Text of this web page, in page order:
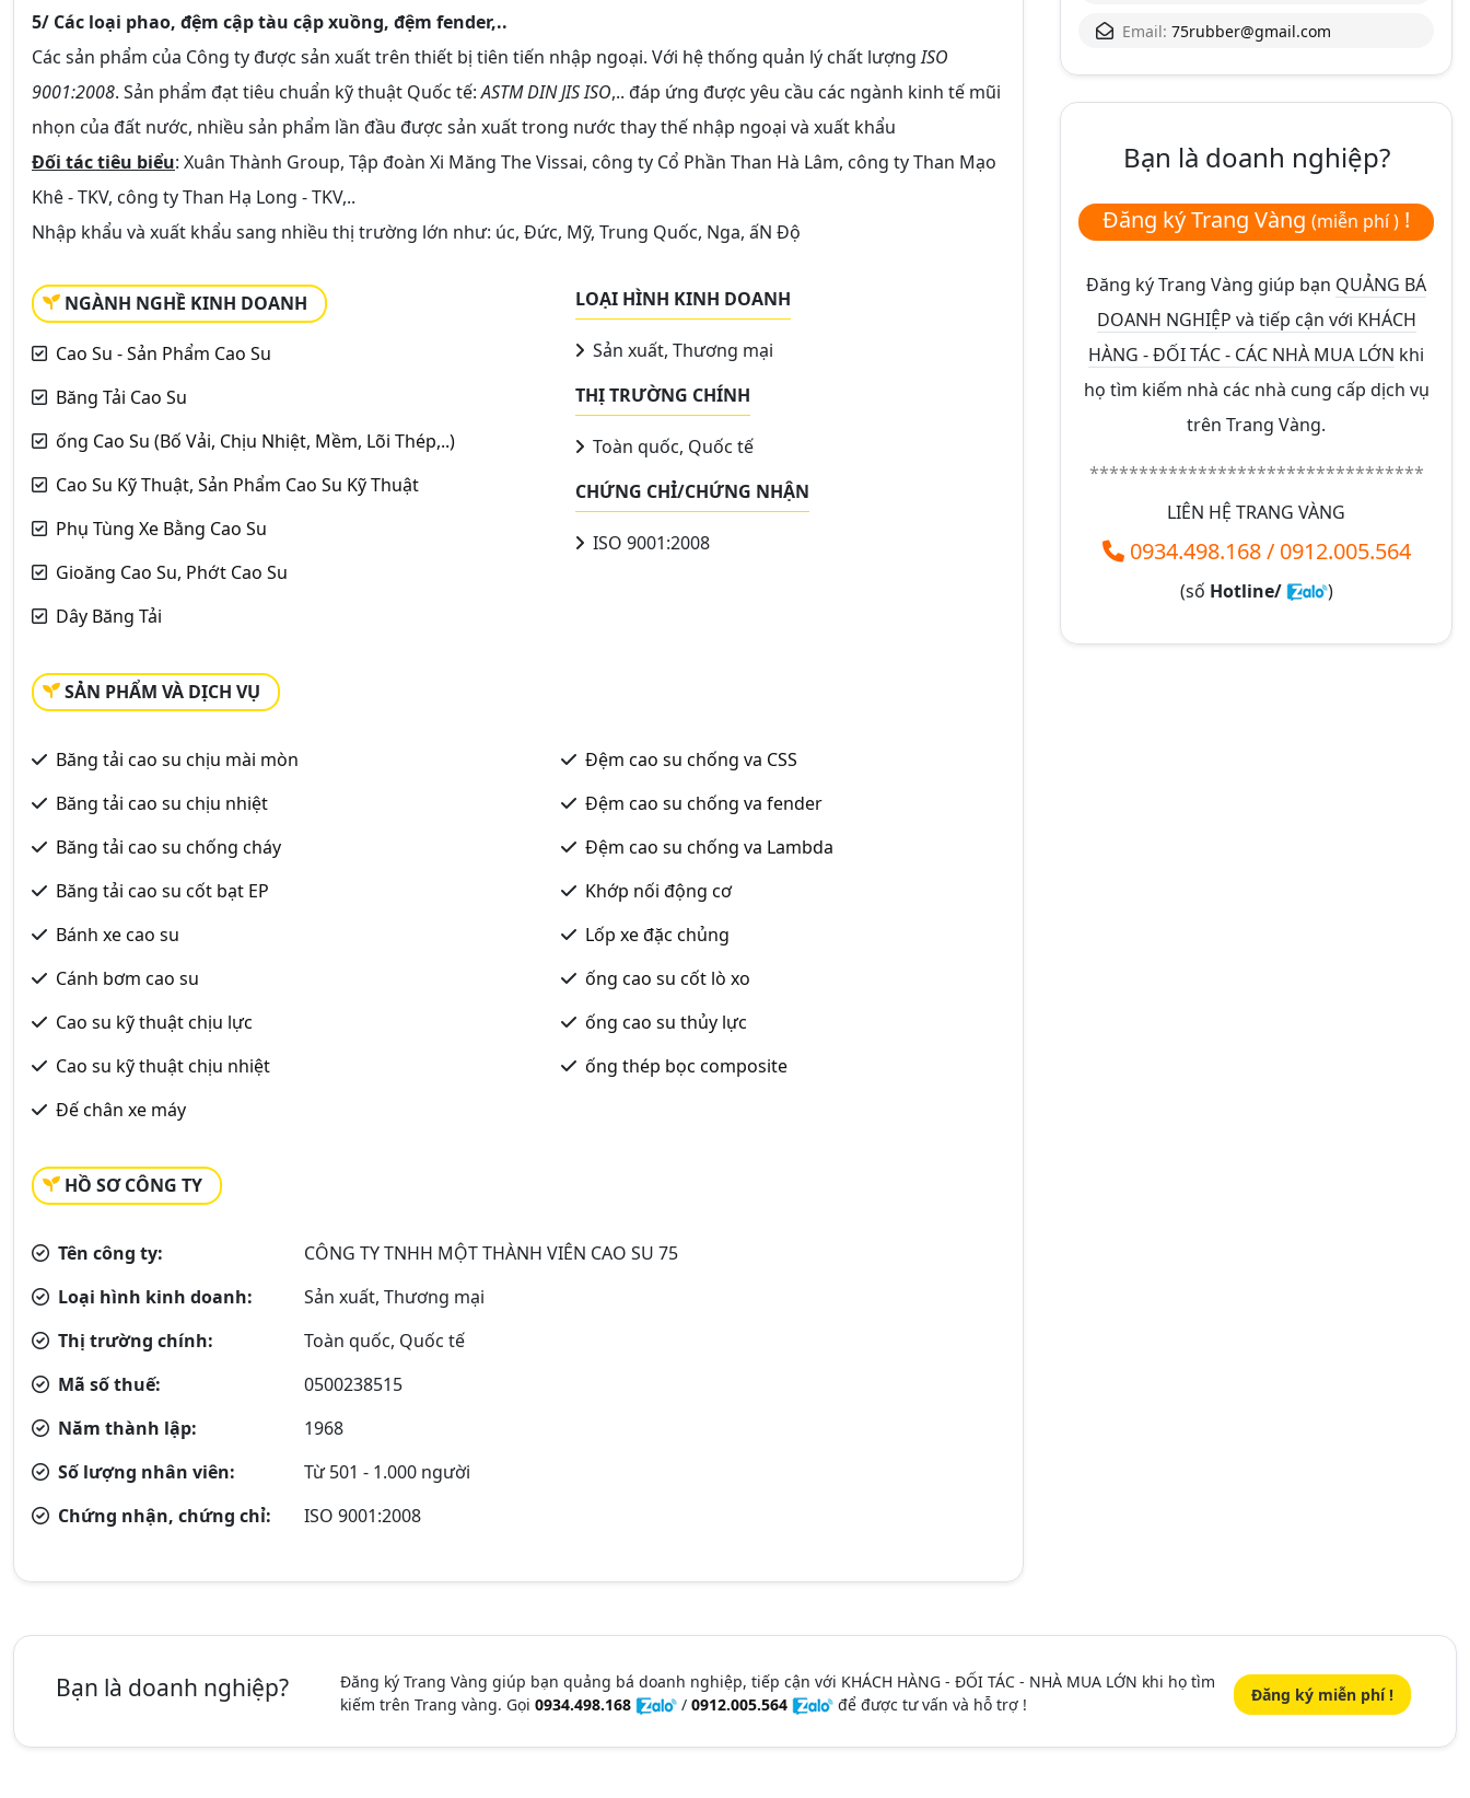
5/ Các loại phao, đệm cập tàu cập xuồng, đệm fender,..
Các sản phẩm của Công ty được sản xuất trên thiết bị tiên tiến nhập ngoại. Với hệ thống quản lý chất lượngISO
9001:2008. Sản phẩm đạt tiêu chuẩn kỹ thuật Quốc tế:ASTM DIN JIS ISO,.. đáp ứng được yêu cầu các ngành kinh tế mũi
nhọn của đất nước, nhiều sản phẩm lần đầu được sản xuất trong nước thay thế nhập ngoại và xuất khẩu
Đối tác tiêu biểu: Xuân Thành Group, Tập đoàn Xi Măng The Vissai, công ty Cổ Phần Than Hà Lâm, công ty Than Mạo
Khê - TKV, công ty Than Hạ Long - TKV,..
Nhập khẩu và xuất khẩu sang nhiều thị trường lớn như: úc, Đức, Mỹ, Trung Quốc, Nga, ấN Độ
NGÀNH NGHỀ KINH DOANH
Cao Su - Sản Phẩm Cao Su
Băng Tải Cao Su
ống Cao Su (Bố Vải, Chịu Nhiệt, Mềm, Lõi Thép,..)
Cao Su Kỹ Thuật, Sản Phẩm Cao Su Kỹ Thuật
Phụ Tùng Xe Bằng Cao Su
Gioăng Cao Su, Phớt Cao Su
Dây Băng Tải
LOẠI HÌNH KINH DOANH
Sản xuất, Thương mại
THỊ TRƯỜNG CHÍNH
Toàn quốc, Quốc tế
CHỨNG CHỈ/CHỨNG NHẬN
ISO 9001:2008
SẢN PHẨM VÀ DỊCH VỤ
Băng tải cao su chịu mài mòn
Băng tải cao su chịu nhiệt
Băng tải cao su chống cháy
Băng tải cao su cốt bạt EP
Bánh xe cao su
Cánh bơm cao su
Cao su kỹ thuật chịu lực
Cao su kỹ thuật chịu nhiệt
Đế chân xe máy
Đệm cao su chống va CSS
Đệm cao su chống va fender
Đệm cao su chống va Lambda
Khớp nối động cơ
Lốp xe đặc chủng
ống cao su cốt lò xo
ống cao su thủy lực
ống thép bọc composite
HỒ SƠ CÔNG TY
Tên công ty:
CÔNG TY TNHH MỘT THÀNH VIÊN CAO SU 75
Loại hình kinh doanh:
Sản xuất, Thương mại
Thị trường chính:
Toàn quốc, Quốc tế
Mã số thuế:
0500238515
Năm thành lập:
1968
Số lượng nhân viên:
Từ 501 - 1.000 người
Chứng nhận, chứng chỉ:
ISO 9001:2008
Email: 75rubber@gmail.com
Bạn là doanh nghiệp?
Đăng ký Trang Vàng (miễn phí ) !
Đăng ký Trang Vàng giúp bạn QUẢNG BÁ
DOANH NGHIỆP và tiếp cận với KHÁCH
HÀNG - ĐỐI TÁC - CÁC NHÀ MUA LỚN khi
họ tìm kiếm nhà các nhà cung cấp dịch vụ
trên Trang Vàng.
**********************************
LIÊN HỆ TRANG VÀNG
0934.498.168/ 0912.005.564
(số Hotline/ )
Bạn là doanh nghiệp?
Đăng ký Trang Vàng giúp bạn quảng bá doanh nghiệp, tiếp cận với KHÁCH HÀNG - ĐỐI TÁC - NHÀ MUA LỚN khi họ tìm
kiếm trên Trang vàng. Gọi 0934.498.168 / 0912.005.564 để được tư vấn và hỗ trợ ! Đăng ký miễn phí !